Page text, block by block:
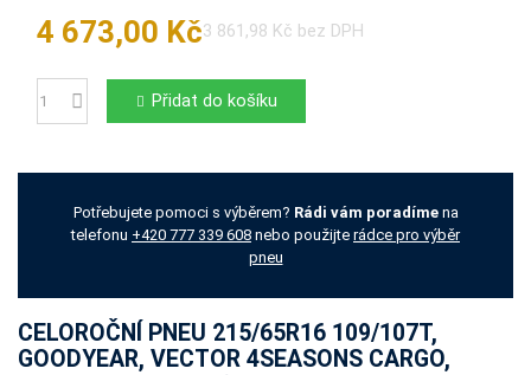
4 673,00 Kč3 861,98 Kč bez DPH
Počet Přidat do košíku
Potřebujete pomoci s výběrem? Rádi vám poradímena
telefonu +420 777 339 608 nebo použijte rádce pro výběr
pneu
CELOROČNÍ PNEU 215/65R16 109/107T,
GOODYEAR, VECTOR 4SEASONS CARGO,